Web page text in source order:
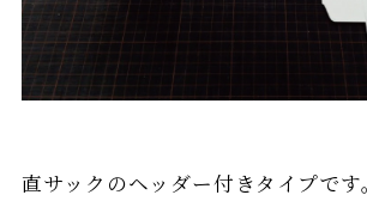
直サックのヘッダー付きタイプで